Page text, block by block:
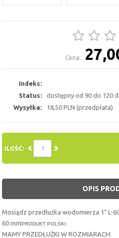
Cena:
Indeks:
Status:
dostępny od 90 do 120
Wysyłka:
18,50 PLN (przedpłata)
ILOŚĆ:
OPIS
Mosiądz przedłużka wodomierza 1" L-
60 mmPRODUKT POLSKI
MAMY PRZEDŁUŻKI W ROZMIARACH: